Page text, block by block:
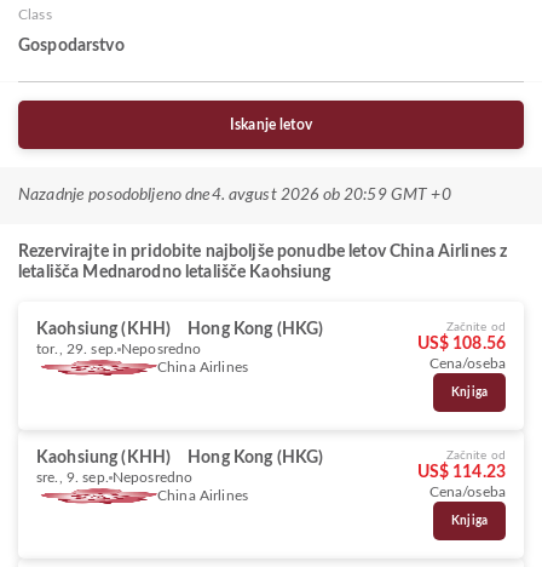
Class
Gospodarstvo
Iskanje letov
Nazadnje posodobljeno dne4. avgust 2026 ob 20:59 GMT +0
Rezervirajte in pridobite najboljše ponudbe letov China Airlines z
letališča Mednarodno letališče Kaohsiung
Kaohsiung (KHH) Hong Kong (HKG)
tor., 29. sep. Neposredno
China Airlines
Začnite od
US$ 108.56
Cena/oseba
Knjiga
Kaohsiung (KHH) Hong Kong (HKG)
sre., 9. sep. Neposredno
China Airlines
Začnite od
US$ 114.23
Cena/oseba
Knjiga